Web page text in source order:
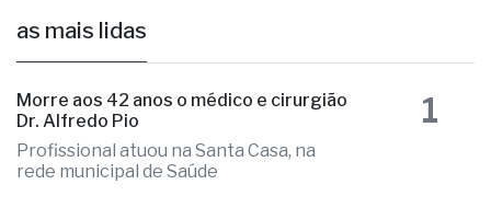
as mais lidas
Morre aos 42 anos o médico e cirurgião
Dr. Alfredo Pio
Profissional atuou na Santa Casa, na
rede municipal de Saúde
1